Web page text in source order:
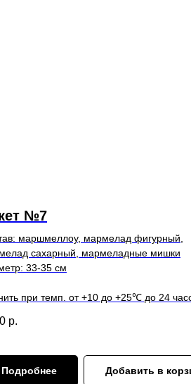
№7
маршмеллоу, мармелад фигурный,
сахарный, мармеладные мишки
33-35 см
при темп. от +10 до +25℃ до 24
р.
Подробнее Добавить в